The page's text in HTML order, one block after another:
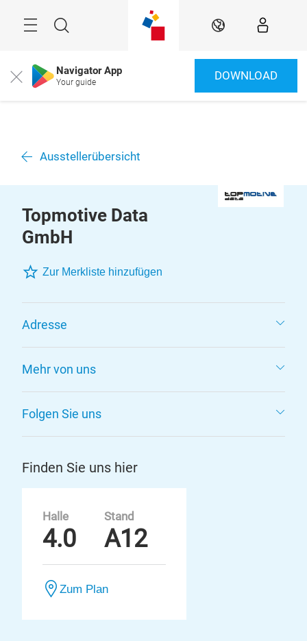
Suche DE
Close Navigator App
Your guide DOWNLOAD
Ausstellerübersicht
Topmotive Data
GmbH
Zur Merkliste hinzufügen
Adresse
Mehr von uns
Folgen Sie uns
Finden Sie uns hier
Halle
4.0
Stand
A12
Zum Plan